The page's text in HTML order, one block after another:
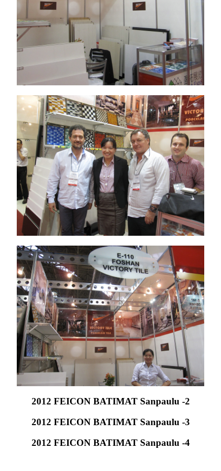
2012 FEICON BATIMAT Sanpaulu -2
2012 FEICON BATIMAT Sanpaulu -3
2012 FEICON BATIMAT Sanpaulu -4